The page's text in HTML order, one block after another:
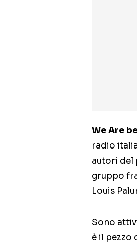
We Are
radio
autori del
gruppo
Louis
Sono
è il pezzo